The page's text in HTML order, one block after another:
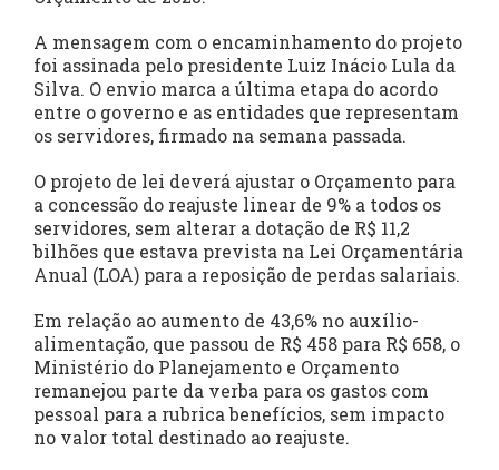
A mensagem com o encaminhamento do projeto
foi assinada pelo presidente Luiz Inácio Lula da
Silva. O envio marca a última etapa do acordo
entre o governo e as entidades que representam
os servidores, firmado na semana passada.
O projeto de lei deverá ajustar o Orçamento para
a concessão do reajuste linear de 9% a todos os
servidores, sem alterar a dotação de R$ 11,2
bilhões que estava prevista na Lei Orçamentária
Anual (LOA) para a reposição de perdas salariais.
Em relação ao aumento de 43,6% no auxílio-
alimentação, que passou de R$ 458 para R$ 658, o
Ministério do Planejamento e Orçamento
remanejou parte da verba para os gastos com
pessoal para a rubrica benefícios, sem impacto
no valor total destinado ao reajuste.